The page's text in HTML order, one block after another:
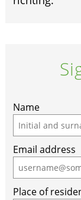
If
you
are
a
human,
ignore
this
Name
Email address
Place of